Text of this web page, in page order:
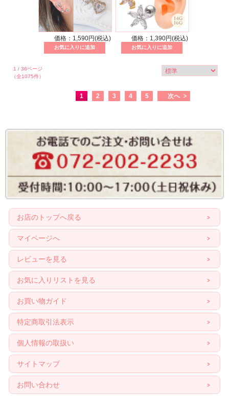
価格：1,590円(税込) 価格：1,390円(税込)
1 / 36ページ
（全1075件）
1 2 3 4 5 次へ
お店のトップへ戻る
マイページへ
レビューを見る
お気に入りリストを見る
お買い物ガイド
特定商取引法表示
個人情報の取扱い
サイトマップ
お問い合わせ